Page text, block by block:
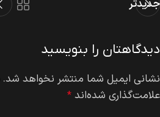
جدیدتر
دیدگاهتان را بنویسید
نشانی ایمیل شما منتشر نخواهد شد.
علامت‌گذاری شده‌اند *